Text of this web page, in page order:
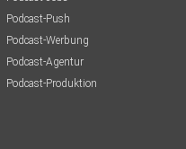
Podcast-Push
Podcast-Werbung
Podcast-Agentur
Podcast-Produktion